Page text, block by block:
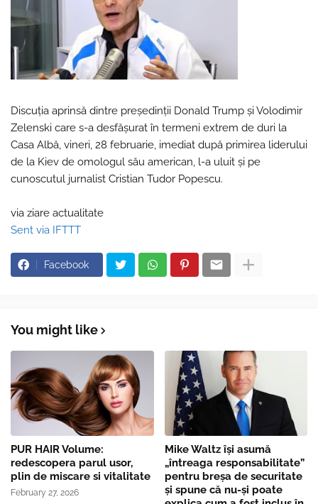
Discuția aprinsă dintre președinții Donald Trump și Volodimir
Zelenski care s-a desfășurat în termeni extrem de duri la
Casa Albă, vineri, 28 februarie, imediat după primirea liderului
de la Kiev de omologul său american, l-a uluit și pe
cunoscutul jurnalist Cristian Tudor Popescu.
via ziare actualitate
Sent via IFTTT
Facebook
You might like
PUR HAIR Volume:
redescopera parul usor,
plin de miscare si vitalitate
February 27, 2026
Mike Waltz îşi asumă
„întreaga responsabilitate”
pentru breşa de securitate
și spune că nu-și poate